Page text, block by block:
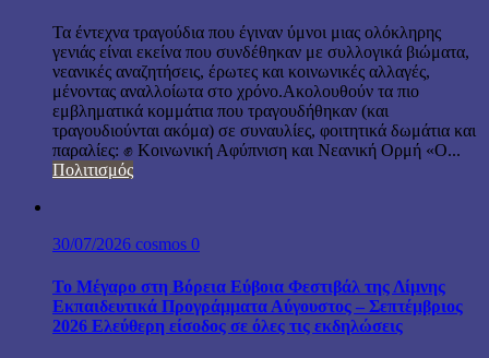
Τα έντεχνα τραγούδια που έγιναν ύμνοι μιας ολόκληρης
γενιάς είναι εκείνα που συνδέθηκαν με συλλογικά βιώματα,
νεανικές αναζητήσεις, έρωτες και κοινωνικές αλλαγές,
μένοντας αναλλοίωτα στο χρόνο.Ακολουθούν τα πιο
εμβληματικά κομμάτια που τραγουδήθηκαν (και
τραγουδιούνται ακόμα) σε συναυλίες, φοιτητικά δωμάτια και
παραλίες: ✊ Κοινωνική Αφύπνιση και Νεανική Ορμή «Ο...
Πολιτισμός
30/07/2026 cosmos 0
Το Μέγαρο στη Βόρεια Εύβοια Φεστιβάλ της Λίμνης
Εκπαιδευτικά Προγράμματα Αύγουστος – Σεπτέμβριος
2026 Ελεύθερη είσοδος σε όλες τις εκδηλώσεις